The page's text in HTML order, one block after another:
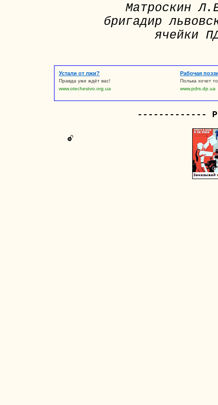
Матроскин
бригадир
ячейки
Устали от лжи?
Правда уже ждёт вас!
www.otechestvo.org.ua
Рабочая
Полька хочет
www.pdrs.dp.ua
-------------